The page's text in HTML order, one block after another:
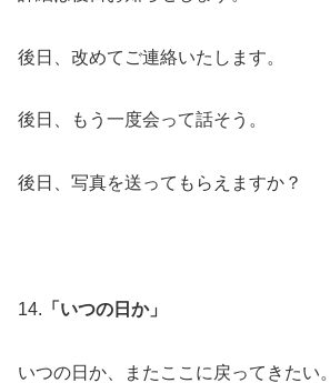
後日、改めてご連絡いたします。
後日、もう一度会って話そう。
後日、写真を送ってもらえますか？
14. 「いつの日か」
いつの日か、またここに戻ってきたい。